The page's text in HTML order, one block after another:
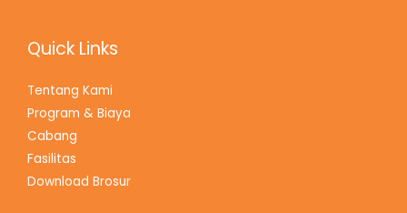
Quick Links
Tentang Kami
Program & Biaya
Cabang
Fasilitas
Download Brosur